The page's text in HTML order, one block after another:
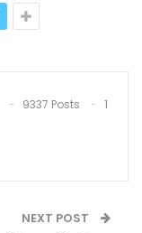
9337 Posts
1
NEXT POST